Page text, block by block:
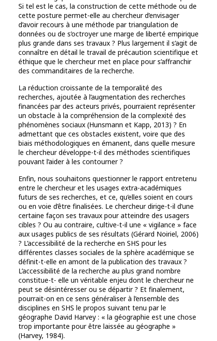
Si tel est le cas, la construction de cette méthode ou de
cette posture permet-elle au chercheur d’envisager
d’avoir recours à une méthode par triangulation de
données ou de s’octroyer une marge de liberté empirique
plus grande dans ses travaux ? Plus largement il s’agit de
connaître en détail le travail de précaution scientifique et
éthique que le chercheur met en place pour s’affranchir
des commanditaires de la recherche.
La réduction croissante de la temporalité des
recherches, ajoutée à l’augmentation des recherches
financées par des acteurs privés, pourraient représenter
un obstacle à la compréhension de la complexité des
phénomènes sociaux (Hunsmann et Kapp, 2013) ? En
admettant que ces obstacles existent, voire que des
biais méthodologiques en émanent, dans quelle mesure
le chercheur développe-t-il des méthodes scientifiques
pouvant l’aider à les contourner ?
Enfin, nous souhaitons questionner le rapport entretenu
entre le chercheur et les usages extra-académiques
futurs de ses recherches, et ce, qu’elles soient en cours
ou en voie d’être finalisées. Le chercheur dirige-t-il d’une
certaine façon ses travaux pour atteindre des usagers
cibles ? Ou au contraire, cultive-t-il une « vigilance » face
aux usages publics de ses résultats (Gérard Noiriel, 2006)
? L’accessibilité de la recherche en SHS pour les
différentes classes sociales de la sphère académique se
définit-t-elle en amont de la publication des travaux ?
L’accessibilité de la recherche au plus grand nombre
constitue-t- elle un véritable enjeu dont le chercheur ne
peut se désintéresser ou se départir ? Et finalement,
pourrait-on en ce sens généraliser à l’ensemble des
disciplines en SHS le propos suivant tenu par le
géographe David Harvey : « la géographie est une chose
trop importante pour être laissée au géographe »
(Harvey, 1984).